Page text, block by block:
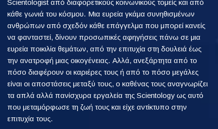
Scientologist από διαφορετικούς κοινωνικούς τομείς και από
κάθε γωνιά του κόσμου. Μια ευρεία γκάμα συνηθισμένων
ανθρώπων από σχεδόν κάθε επάγγελμα που μπορεί κανείς
να φανταστεί, δίνουν προσωπικές αφηγήσεις πάνω σε μια
ευρεία ποικιλία θεμάτων, από την επιτυχία στη δουλειά έως
την ανατροφή μιας οικογένειας. Αλλά, ανεξάρτητα από το
πόσο διαφέρουν οι καριέρες τους ή από το πόσο μεγάλες
είναι οι αποστάσεις μεταξύ τους, ο καθένας τους αναγνωρίζει
τα απλά αλλά πανίσχυρα εργαλεία της Scientology ως αυτό
που μεταμόρφωσε τη ζωή τους και είχε αντίκτυπο στην
επιτυχία τους.